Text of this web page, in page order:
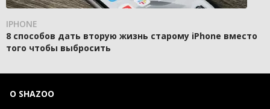
IPHONE
8 способов дать вторую жизнь старому iPhone вместо
того чтобы выбросить
О SHAZOO